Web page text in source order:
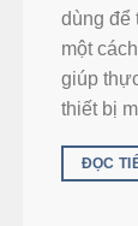
dùng để
một
giúp
thiết bị
ĐỌC